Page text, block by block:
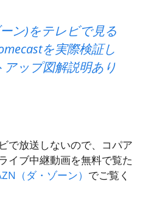
ン)をテレビで見る
を実際検証し
アップ図解説明あり
で放送しないので、コパア
イブ中継動画を無料で覧た
（ダ・ゾーン） でご覧く